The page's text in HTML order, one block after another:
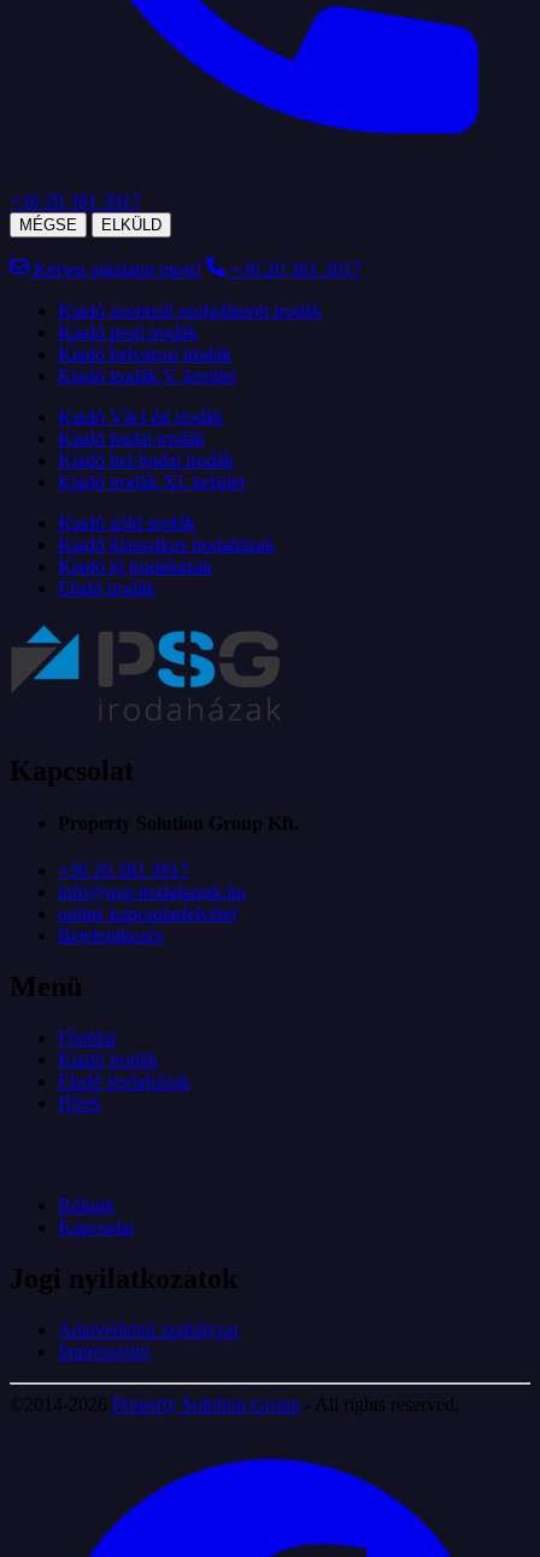
+36 20 381 3917
MÉGSE ELKÜLD
Kérjen ajánlatot most!
+36 20 381 3917
Kiadó azonnali szolgáltatott irodák
Kiadó pesti irodák
Kiadó belvárosi irodák
Kiadó irodák V. kerület
Kiadó Váci úti irodák
Kiadó budai irodák
Kiadó bel-budai irodák
Kiadó irodák XI. kerület
Kiadó zöld irodák
Kiadó klasszikus irodaházak
Kiadó új irodaházak
Eladó irodák
Kapcsolat
Property Solution Group Kft.
+36 20 381 3917
info@psg-irodahazak.hu
online kapcsolatfelvétel
Bejelentkezés
Menü
Főoldal
Kiadó irodák
Eladó irodaházak
Hírek
Rólunk
Kapcsolat
Jogi nyilatkozatok
Adatvédelmi szabályzat
Impresszum
©2014-2026 Property Solution Group - All rights reserved.